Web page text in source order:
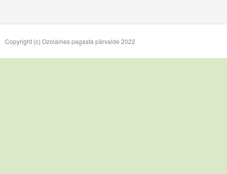
Copyright (c) Ozolaines pagasta pārvalde 2022